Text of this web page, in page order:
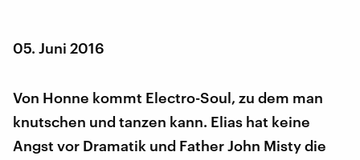
05. Juni 2016
Von Honne kommt Electro-Soul, zu dem man
knutschen und tanzen kann. Elias hat keine
Angst vor Dramatik und Father John Misty die